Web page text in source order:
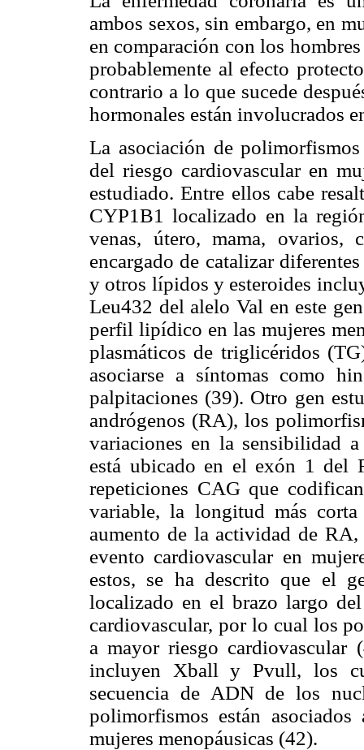
ambos sexos, sin embargo, en
en comparación con los
probablemente al efecto
contrario a lo que sucede
hormonales están involucrados
La asociación de
del riesgo cardiovascular en
estudiado. Entre ellos cabe
CYP1B1 localizado en la
venas, útero, mama, ovarios,
encargado de catalizar
y otros lípidos y esteroides
Leu432 del alelo Val en este
perfil lipídico en las mujeres
plasmáticos de triglicéridos
asociarse a síntomas como
palpitaciones (39). Otro gen
andrógenos (RA), los
variaciones en la sensibilidad
está ubicado en el exón 1 del
repeticiones CAG que
variable, la longitud más
aumento de la actividad de
evento cardiovascular en
estos, se ha descrito que el
localizado en el brazo largo
cardiovascular, por lo cual los
a mayor riesgo cardiovascular
incluyen Xball y Pvull, los
secuencia de ADN de los
polimorfismos están
mujeres menopáusicas (42).